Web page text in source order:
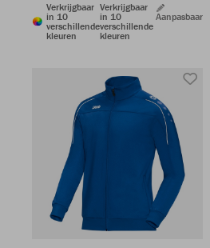
Verkrijgbaar
in 10
verschillende
kleuren
Verkrijgbaar
in 10
verschillende
kleuren
Aanpasbaar